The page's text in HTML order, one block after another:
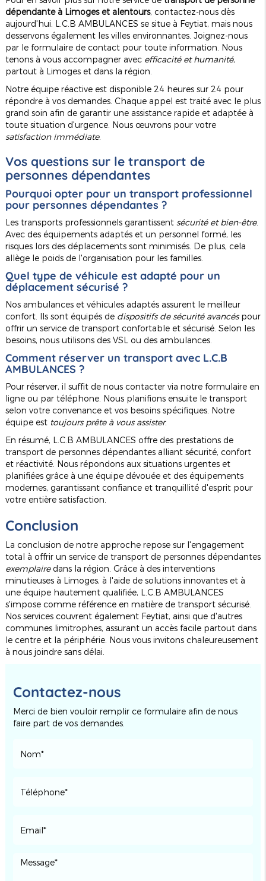
dépendante à Limoges et alentours, contactez-nous dès
aujourd'hui. L.C.B AMBULANCES se situe à Feytiat, mais nous
desservons également les villes environnantes. Joignez-nous
par le formulaire de contact pour toute information. Nous
tenons à vous accompagner avec efficacité et humanité,
partout à Limoges et dans la région.
Notre équipe réactive est disponible 24 heures sur 24 pour
répondre à vos demandes. Chaque appel est traité avec le plus
grand soin afin de garantir une assistance rapide et adaptée à
toute situation d'urgence. Nous œuvrons pour votre
satisfaction immédiate.
Vos questions sur le transport de
personnes dépendantes
Pourquoi opter pour un transport professionnel
pour personnes dépendantes ?
Les transports professionnels garantissent sécurité et bien-être.
Avec des équipements adaptés et un personnel formé, les
risques lors des déplacements sont minimisés. De plus, cela
allège le poids de l'organisation pour les familles.
Quel type de véhicule est adapté pour un
déplacement sécurisé ?
Nos ambulances et véhicules adaptés assurent le meilleur
confort. Ils sont équipés de dispositifs de sécurité avancéspour
offrir un service de transport confortable et sécurisé. Selon les
besoins, nous utilisons des VSL ou des ambulances.
Comment réserver un transport avec L.C.B
AMBULANCES ?
Pour réserver, il suffit de nous contacter via notre formulaire en
ligne ou par téléphone. Nous planifions ensuite le transport
selon votre convenance et vos besoins spécifiques. Notre
équipe est toujours prête à vous assister.
En résumé, L.C.B AMBULANCES offre des prestations de
transport de personnes dépendantes alliant sécurité, confort
et réactivité. Nous répondons aux situations urgentes et
planifiées grâce à une équipe dévouée et des équipements
modernes, garantissant confiance et tranquillité d'esprit pour
votre entière satisfaction.
Conclusion
La conclusion de notre approche repose sur l'engagement
total à offrir un service de transport de personnes dépendantes
exemplairedans la région. Grâce à des interventions
minutieuses à Limoges, à l'aide de solutions innovantes et à
une équipe hautement qualifiée, L.C.B AMBULANCES
s'impose comme référence en matière de transport sécurisé.
Nos services couvrent également Feytiat, ainsi que d'autres
communes limitrophes, assurant un accès facile partout dans
le centre et la périphérie. Nous vous invitons chaleureusement
à nous joindre sans délai.
Contactez-nous
Merci de bien vouloir remplir ce formulaire afin de nous
faire part de vos demandes.